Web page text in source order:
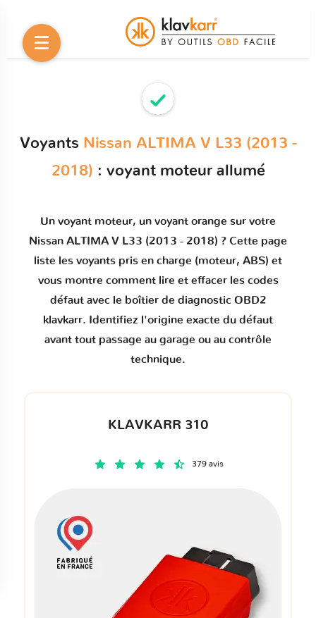
Voyants Nissan ALTIMA V L33 (2013 -
2018) : voyant moteur allumé
Un voyant moteur, un voyant orange sur votre
Nissan ALTIMA V L33 (2013 - 2018) ? Cette page
liste les voyants pris en charge (moteur, ABS) et
vous montre comment lire et effacer les codes
défautavec le boîtier de diagnostic OBD2
klavkarr. Identifiez l'origine exacte du défaut
avant tout passage au garage ou au contrôle
technique.
KLAVKARR 310
379 avis